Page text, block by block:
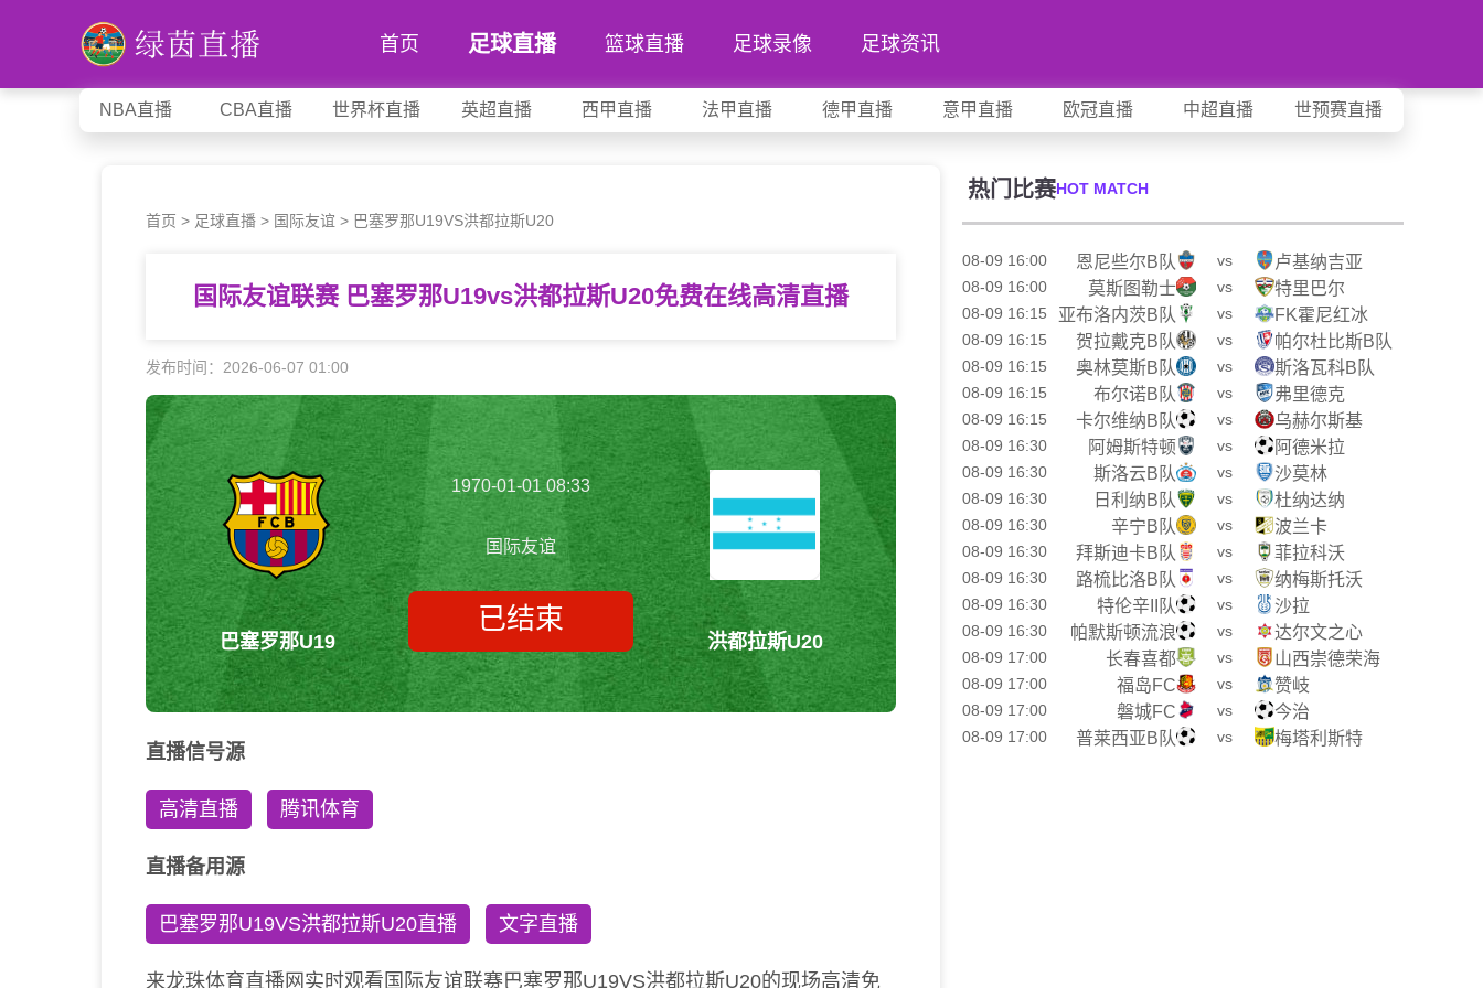
首页 足球直播 篮球直播 足球录像 足球资讯
NBA直播 CBA直播 世界杯直播 英超直播 西甲直播 法甲直播 德甲直播 意甲直播 欧冠直播 中超直播 世预赛直播
首页 > 足球直播 > 国际友谊 > 巴塞罗那U19VS洪都拉斯U20
国际友谊联赛 巴塞罗那U19vs洪都拉斯U20免费在线高清直播
发布时间：2026-06-07 01:00
巴塞罗那U19
1970-01-01 08:33
国际友谊
已结束
洪都拉斯U20
直播信号源
高清直播 腾讯体育
直播备用源
巴塞罗那U19VS洪都拉斯U20直播 文字直播
来龙珠体育直播网实时观看国际友谊联赛巴塞罗那U19VS洪都拉斯U20的现场高清免
热门比赛HOT MATCH
08-09 16:00 恩尼些尔B队 vs 卢基纳吉亚
08-09 16:00 莫斯图勒士 vs 特里巴尔
08-09 16:15 亚布洛内茨B队 vs FK霍尼红冰
08-09 16:15 贺拉戴克B队 vs 帕尔杜比斯B队
08-09 16:15 奥林莫斯B队 vs 斯洛瓦科B队
08-09 16:15 布尔诺B队 vs 弗里德克
08-09 16:15 卡尔维纳B队 vs 乌赫尔斯基
08-09 16:30 阿姆斯特顿 vs 阿德米拉
08-09 16:30 斯洛云B队 vs 沙莫林
08-09 16:30 日利纳B队 vs 杜纳达纳
08-09 16:30 辛宁B队 vs 波兰卡
08-09 16:30 拜斯迪卡B队 vs 菲拉科沃
08-09 16:30 路梳比洛B队 vs 纳梅斯托沃
08-09 16:30 特伦辛II队 vs 沙拉
08-09 16:30 帕默斯顿流浪 vs 达尔文之心
08-09 17:00 长春喜都 vs 山西崇德荣海
08-09 17:00 福岛FC vs 赞岐
08-09 17:00 磐城FC vs 今治
08-09 17:00 普莱西亚B队 vs 梅塔利斯特